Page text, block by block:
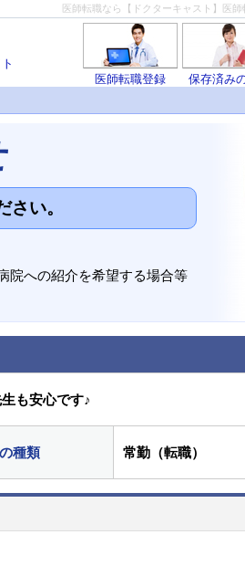
医師転職なら【ドクターキャスト】医
保存済み
医師転職登録
い。
院への紹介を希望する場合等
も安心です♪
種類 常勤（転職）